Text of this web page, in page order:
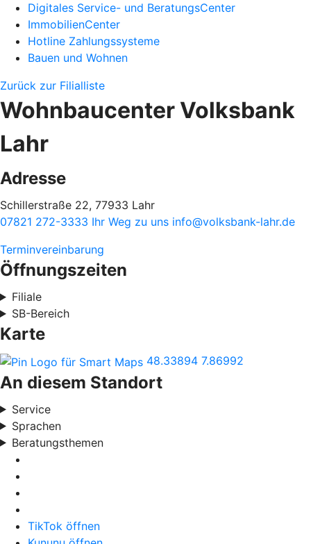
Digitales Service- und BeratungsCenter
ImmobilienCenter
Hotline Zahlungssysteme
Bauen und Wohnen
Zurück zur Filialliste
Wohnbaucenter Volksbank
Lahr
Adresse
Schillerstraße 22, 77933 Lahr
07821 272-3333 Ihr Weg zu uns info@volksbank-lahr.de
Terminvereinbarung
Öffnungszeiten
Filiale
SB-Bereich
Karte
48.33894 7.86992
An diesem Standort
Service
Sprachen
Beratungsthemen
TikTok öffnen